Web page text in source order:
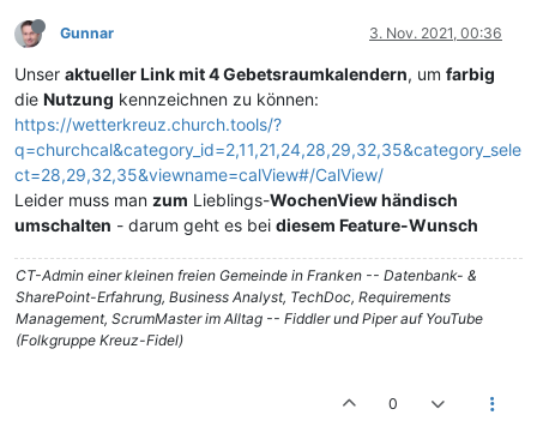
Gunnar 3. Nov. 2021, 00:36
Unser aktueller Link mit 4 Gebetsraumkalendern, um farbig
die Nutzung kennzeichnen zu können:
https://wetterkreuz.church.tools/?
q=churchcal&category_id=2,11,21,24,28,29,32,35&category_sele
ct=28,29,32,35&viewname=calView#/CalView/
Leider muss man zum Lieblings-WochenView händisch
umschalten - darum geht es bei diesem Feature-Wunsch
CT-Admin einer kleinen freien Gemeinde in Franken -- Datenbank- &
SharePoint-Erfahrung, Business Analyst, TechDoc, Requirements
Management, ScrumMaster im Alltag -- Fiddler und Piper auf YouTube
(Folkgruppe Kreuz-Fidel)
0